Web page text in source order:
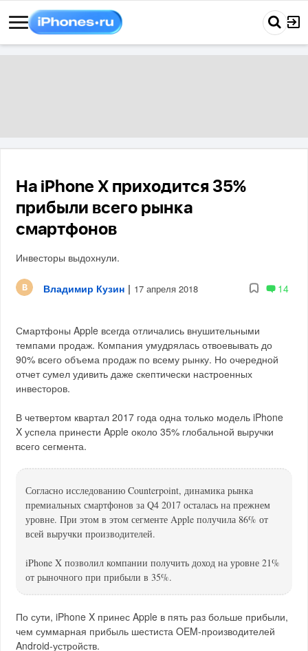
На iPhone X приходится 35%
прибыли всего рынка
смартфонов
Инвесторы выдохнули.
Владимир Кузин | 17 апреля 2018 14
Смартфоны Apple всегда отличались внушительными
темпами продаж. Компания умудрялась отвоевывать до
90% всего объема продаж по всему рынку. Но очередной
отчет сумел удивить даже скептически настроенных
инвесторов.
В четвертом квартал 2017 года одна только модель iPhone
X успела принести Apple около 35% глобальной выручки
всего сегмента.
Согласно исследованию Counterpoint, динамика рынка
премиальных смартфонов за Q4 2017 осталась на прежнем
уровне. При этом в этом сегменте Apple получила 86% от
всей выручки производителей.
iPhone X позволил компании получить доход на уровне 21%
от рыночного при прибыли в 35%.
По сути, iPhone X принес Apple в пять раз больше прибыли,
чем суммарная прибыль шестиста OEM-производителей
Android-устройств.